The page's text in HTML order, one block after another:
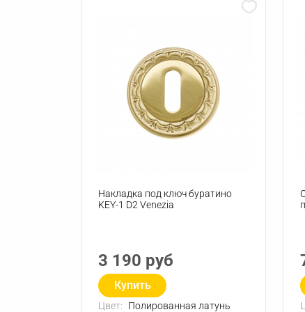
Накладка под ключ буратино
KEY-1 D2 Venezia
3 190 руб
Купить
Цвет:
Полированная латунь